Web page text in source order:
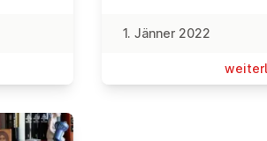
1. Jänner 2022